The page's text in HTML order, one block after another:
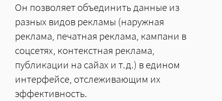
Он позволяет объединить данные из
разных видов рекламы (наружная
реклама, печатная реклама, кампани в
соцсетях, контекстная реклама,
публикации на сайах и т.д.) в едином
интерфейсе, отслеживающим их
эффективность.